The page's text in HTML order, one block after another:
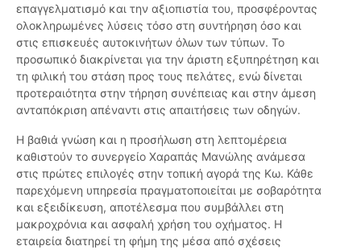
επαγγελματισμό και την αξιοπιστία του, προσφέροντας
ολοκληρωμένες λύσεις τόσο στη συντήρηση όσο και
στις επισκευές αυτοκινήτων όλων των τύπων. Το
προσωπικό διακρίνεται για την άριστη εξυπηρέτηση και
τη φιλική του στάση προς τους πελάτες, ενώ δίνεται
προτεραιότητα στην τήρηση συνέπειας και στην άμεση
ανταπόκριση απέναντι στις απαιτήσεις των οδηγών.
Η βαθιά γνώση και η προσήλωση στη λεπτομέρεια
καθιστούν το συνεργείο Χαραπάς Μανώλης ανάμεσα
στις πρώτες επιλογές στην τοπική αγορά της Κω. Κάθε
παρεχόμενη υπηρεσία πραγματοποιείται με σοβαρότητα
και εξειδίκευση, αποτέλεσμα που συμβάλλει στη
μακροχρόνια και ασφαλή χρήση του οχήματος. Η
εταιρεία διατηρεί τη φήμη της μέσα από σχέσεις